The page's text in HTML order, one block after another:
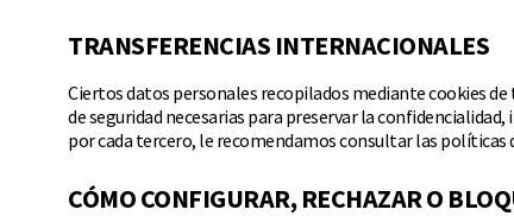
TRANSFERENCIAS INTERNACIONALES
Ciertos datos personales recopilados mediante cookies
de seguridad necesarias para preservar la
por cada tercero, le recomendamos consultar las políticas
CÓMO CONFIGURAR, RECHAZAR O